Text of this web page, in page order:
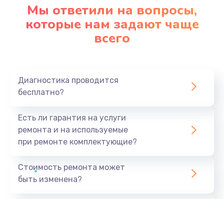
Мы ответили на вопросы,
которые нам задают чаще
всего
Диагностика проводится
бесплатно?
Есть ли гарантия на услуги
ремонта и на используемые
при ремонте комплектующие?
Стоимость ремонта может
быть изменена?